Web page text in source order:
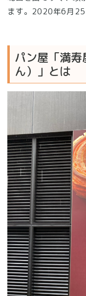
ます。2020年6月25
パン屋「満
ん）」とは